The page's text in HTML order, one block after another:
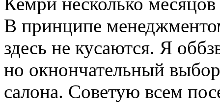
В принципе
здесь не кусаются. Я
но окнончательный выбор
салона. Советую всем